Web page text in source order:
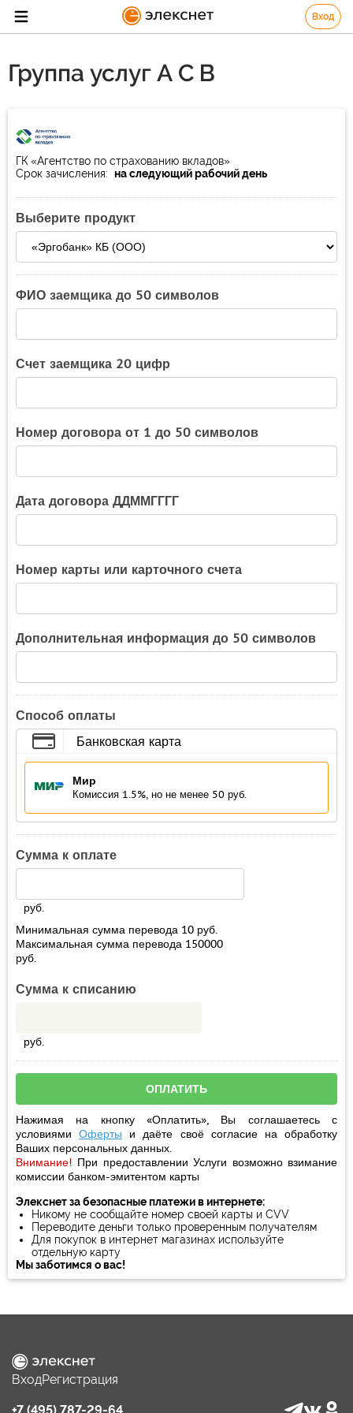
Вход
Группа услуг А С В
ГК «Агентство по страхованию вкладов»
Срок зачисления: на следующий рабочий день
Выберите продукт
ФИО заемщика до 50 символов
Счет заемщика 20 цифр
Номер договора от 1 до 50 символов
Дата договора ДДММГГГГ
Номер карты или карточного счета
Дополнительная информация до 50 символов
Способ оплаты
Банковская карта
Мир
Комиссия 1.5%, но не менее 50 руб.
Сумма к оплате
руб.
Минимальная сумма перевода 10 руб.
Максимальная сумма перевода 150000
руб.
Сумма к списанию
руб.
Нажимая на кнопку «Оплатить», Вы соглашаетесь с
условиямиОферты и даёте своё согласиена обработку
Ваших персональных данных.
Внимание! При предоставлении Услуги возможно взимание
комиссии банком-эмитентом карты
Элекснет за безопасные платежи в интернете:
Никому не сообщайте номер своей карты и CVV
Переводите деньги только проверенным получателям
Для покупок в интернет магазинах используйте
отдельную карту
Мы заботимся о вас!
ВходРегистрация